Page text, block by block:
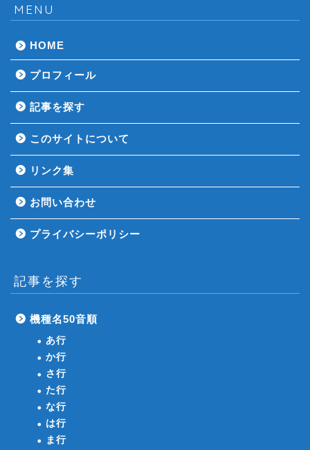
MENU
HOME
プロフィール
記事を探す
このサイトについて
リンク集
お問い合わせ
プライバシーポリシー
記事を探す
機種名50音順
あ行
か行
さ行
た行
な行
は行
ま行